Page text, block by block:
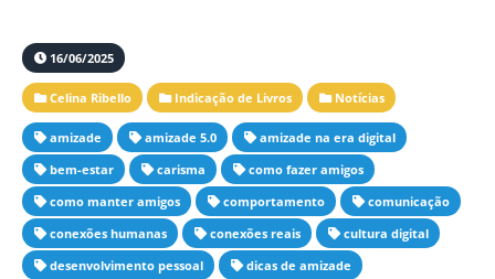
16/06/2025
Celina Ribello Indicação de Livros Notícias
amizade amizade 5.0
amizade na era digital
bem-estar
carisma
como fazer amigos
como manter amigos
comportamento
comunicação
conexões humanas
conexões reais
cultura digital
desenvolvimento pessoal
dicas de amizade